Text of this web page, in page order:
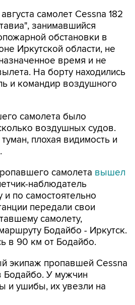
самолет Cessna 182
занимавшийся
обстановки в
Иркутской области, не
время и не
На борту находились
и командир воздушного
самолета было
воздушных судов.
плохая видимость и
самолета вышел
наблюдатель
и по самостоятельно
передали свои
самолету,
Бодайбо - Иркутск.
в 90 км от Бодайбо.
экипаж пропавшей Cessna
Бодайбо. У мужчин
и ушибы, их увезли на